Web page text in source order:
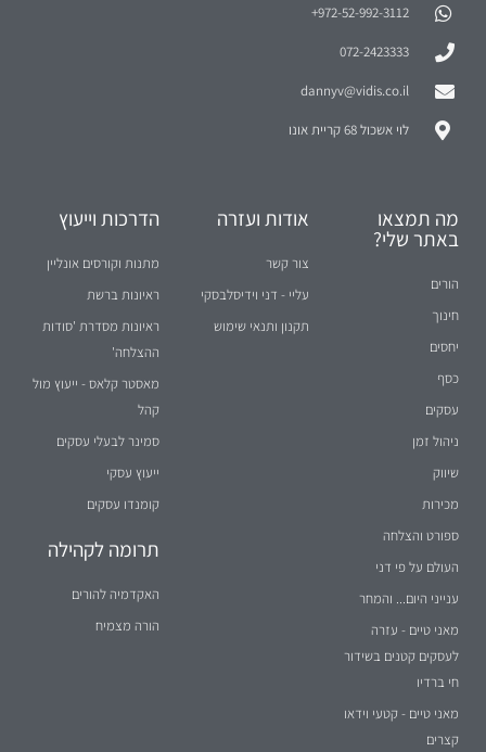
972-52-992-3112⁩+
072-2423333
dannyv@vidis.co.il
לוי אשכול 68 קריית אונו
מה תמצאו
באתר שלי?
הורים
חינוך
יחסים
כסף
עסקים
ניהול זמן
שיווק
מכירות
ספורט והצלחה
העולם על פי דני
ענייני היום... והמחר
מאני טיים - עזרה
לעסקים קטנים בשידור
חי ברדיו
מאני טיים - קטעי וידאו
קצרים
אודות ועזרה
צור קשר
עליי - דני וידיסלבסקי
תקנון ותנאי שימוש
הדרכות וייעוץ
מתנות וקורסים אונליין
ראיונות ברשת
ראיונות מסדרת 'סודות
ההצלחה'
מאסטר קלאס - ייעוץ מול
קהל
סמינר לבעלי עסקים
ייעוץ עסקי
קומנדו עסקים
תרומה לקהילה
האקדמיה להורים
הורה מצמיח